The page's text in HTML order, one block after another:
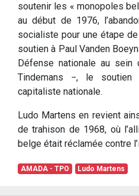
soutenir les « monopoles
au début de 1976,
socialiste pour une étape
soutien à Paul Vanden
Défense nationale au sein
Tindemans −, le soutien
capitaliste nationale.
Ludo Martens en revient
de trahison de 1968, où
belge était réclamée contre
AMADA - TPO Ludo Martens